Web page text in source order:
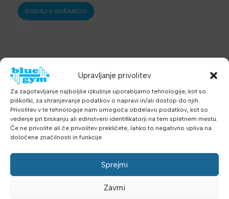
Upravljanje privolitev
Za zagotavljanje najboljše izkušnje uporabljamo tehnologije, kot so
piškotki, za shranjevanje podatkov o napravi in/ali dostop do njih.
Privolitev v te tehnologije nam omogoča obdelavo podatkov, kot so
vedenje pri brskanju ali edinstveni identifikatorji na tem spletnem mestu.
Če ne privolite ali če privolitev prekličete, lahko to negativno vpliva na
določene značilnosti in funkcije.
Sprejmi
Zavrni
Najnovejša oprema
DODAJ V KOŠARICO